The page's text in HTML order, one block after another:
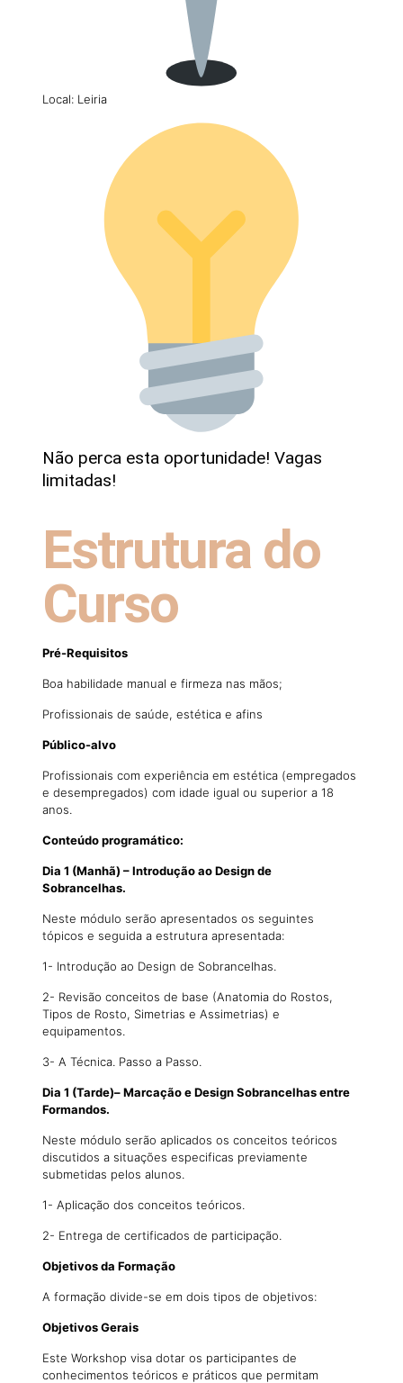
Local: Leiria
Não perca esta oportunidade! Vagas
limitadas!
Estrutura do
Curso
Pré-Requisitos
Boa habilidade manual e firmeza nas mãos;
Profissionais de saúde, estética e afins
Público-alvo
Profissionais com experiência em estética (empregados
e desempregados) com idade igual ou superior a 18
anos.
Conteúdo programático:
Dia 1 (Manhã) – Introdução ao Design de
Sobrancelhas.
Neste módulo serão apresentados os seguintes
tópicos e seguida a estrutura apresentada:
1- Introdução ao Design de Sobrancelhas.
2- Revisão conceitos de base (Anatomia do Rostos,
Tipos de Rosto, Simetrias e Assimetrias) e
equipamentos.
3- A Técnica. Passo a Passo.
Dia 1 (Tarde)– Marcação e Design Sobrancelhas entre
Formandos.
Neste módulo serão aplicados os conceitos teóricos
discutidos a situações especificas previamente
submetidas pelos alunos.
1- Aplicação dos conceitos teóricos.
2- Entrega de certificados de participação.
Objetivos da Formação
A formação divide-se em dois tipos de objetivos:
Objetivos Gerais
Este Workshop visa dotar os participantes de
conhecimentos teóricos e práticos que permitam